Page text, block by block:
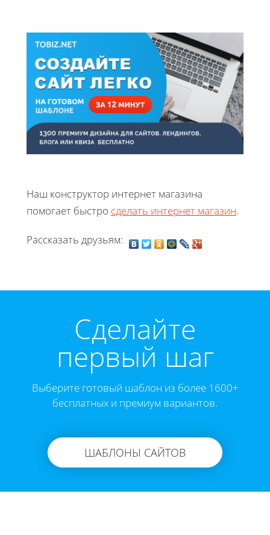
Наш конструктор интернет магазина
помогает быстро сделать интернет магазин.
Рассказать друзьям:
Cделайте
первый шаг
Выберите готовый шаблон из более 1600+
бесплатных и премиум вариантов.
ШАБЛОНЫ САЙТОВ